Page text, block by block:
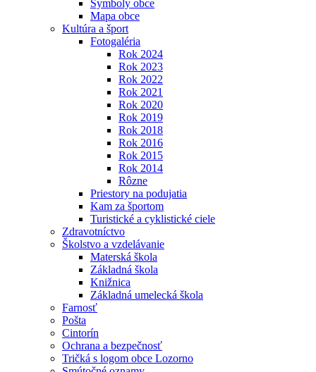
Symboly obce
Mapa obce
Kultúra a šport
Fotogaléria
Rok 2024
Rok 2023
Rok 2022
Rok 2021
Rok 2020
Rok 2019
Rok 2018
Rok 2016
Rok 2015
Rok 2014
Rôzne
Priestory na podujatia
Kam za športom
Turistické a cyklistické ciele
Zdravotníctvo
Školstvo a vzdelávanie
Materská škola
Základná škola
Knižnica
Základná umelecká škola
Farnosť
Pošta
Cintorín
Ochrana a bezpečnosť
Tričká s logom obce Lozorno